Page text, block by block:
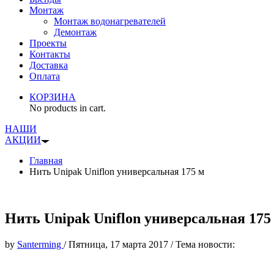
Монтаж
Монтаж водонагревателей
Демонтаж
Проекты
Контакты
Доставка
Оплата
КОРЗИНА
No products in cart.
НАШИ
АКЦИИ
Главная
Нить Unipak Uniflon универсальная 175 м
Нить Unipak Uniflon универсальная
by Santerming /Пятница, 17 марта 2017 /Тема новости: